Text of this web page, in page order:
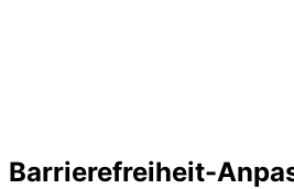
Barrierefreiheit-